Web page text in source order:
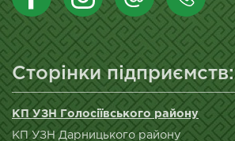
Сторінки підприємств:
КП УЗН Голосіївського району
КП УЗН Дарницького району